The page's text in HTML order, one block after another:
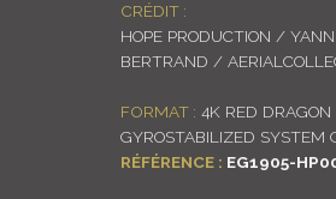
CRÉDIT :
HOPE PRODUCTION /
BERTRAND /
FORMAT : 4K RED DRAGON
GYROSTABILIZED SYSTEM
RÉFÉRENCE : EG1905-